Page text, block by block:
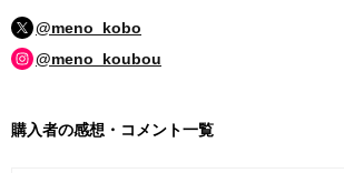
@meno_kobo
@meno_koubou
購入者の感想・コメント一覧